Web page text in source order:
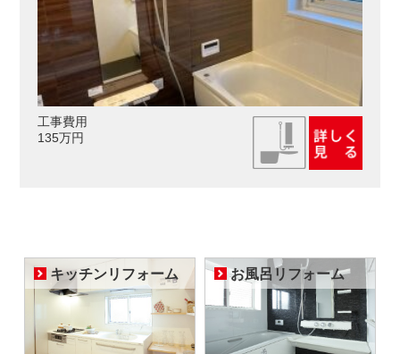
工事費用
135万円
キッチンリフォーム お風呂リフォーム